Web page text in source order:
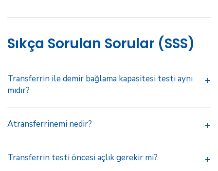
Sıkça Sorulan Sorular (SSS)
Transferrin ile demir bağlama kapasitesi testi aynı
mıdır?
Atransferrinemi nedir?
Transferrin testi öncesi açlık gerekir mi?